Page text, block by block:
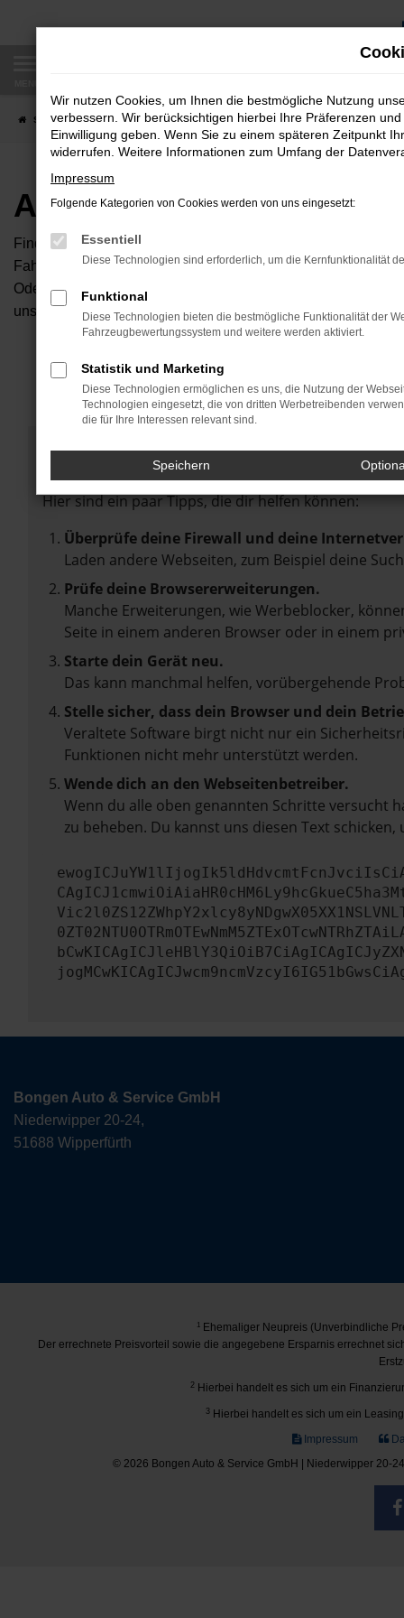
Zum
Startseite Fahrzeugangebote Autobörse
Autobörse
Finden Sie Ihren neuen Traumwagen bei uns. Dafür haben
Fahrzeuge an, die bei uns auf dem Hof stehen. Dann
Oder Sie klicken auf den Button Autobörse und Sie haben
unserem Händlernetzwerk. Diese Fahrzeuge können wir
Fehler: Network Error
Beim Laden ist ein Fehler aufgetreten.
Hier sind ein paar Tipps, die dir helfen können:
Überprüfe deine Firewall und deine
Laden andere Webseiten, zum Beispiel deine
Prüfe deine Browsererweiterungen.
Manche Erweiterungen, wie Werbeblocker,
Seite in einem anderen Browser oder in einem
Starte dein Gerät neu.
Das kann manchmal helfen, vorübergehende
Stelle sicher, dass dein Browser und dein
Veraltete Software birgt nicht nur ein
Funktionen nicht mehr unterstützt werden.
Wende dich an den Webseitenbetreiber.
Wenn du alle oben genannten Schritte versucht
zu beheben. Du kannst uns diesen Text
Bongen Auto & Service GmbH
Niederwipper 20-24,
51688 Wipperfürth
1Ehemaliger Neupreis (Unverbindliche
Der errechnete Preisvorteil sowie die angegebene Ersparnis errechnet
2 Hierbei handelt es sich um ein
3 Hierbei handelt es sich um ein
Impressum
© 2026 Bongen Auto & Service GmbH | Niederwipper 20-
Wir nutzen Cookies, um Ihnen die bestmögliche Nutzung
verbessern. Wir berücksichtigen hierbei Ihre Präferenzen
Einwilligung geben. Wenn Sie zu einem späteren Zeitpunkt
widerrufen. Weitere Informationen zum Umfang der
Impressum
Folgende Kategorien von Cookies werden von uns eingesetzt:
Essentiell
Diese Technologien sind erforderlich, um die Kernfunktionalität
Funktional
Diese Technologien bieten die bestmögliche Funktionalität der
Fahrzeugbewertungssystem und weitere werden aktiviert.
Statistik und Marketing
Diese Technologien ermöglichen es uns, die Nutzung der
Technologien eingesetzt, die von dritten Werbetreibenden
die für Ihre Interessen relevant sind.
Speichern